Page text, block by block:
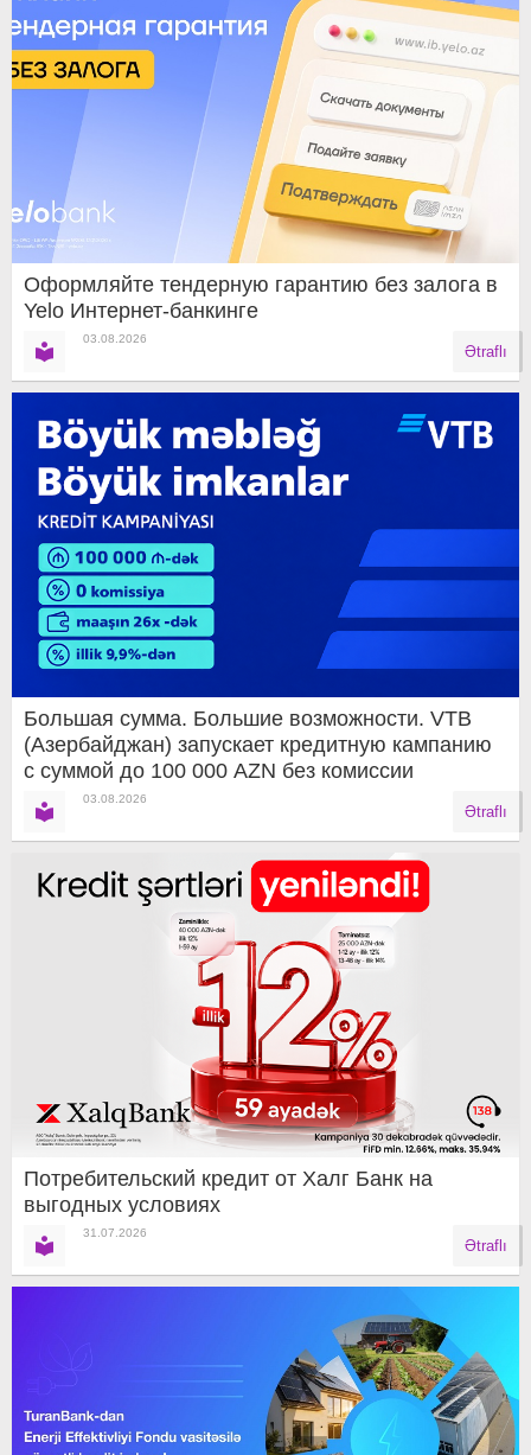
Оформляйте тендерную гарантию без залога в
Yelo Интернет-банкинге
03.08.2026
Ətraflı
Большая сумма. Большие возможности. VTB
(Азербайджан) запускает кредитную кампанию
с суммой до 100 000 AZN без комиссии
03.08.2026
Ətraflı
Потребительский кредит от Халг Банк на
выгодных условиях
31.07.2026
Ətraflı